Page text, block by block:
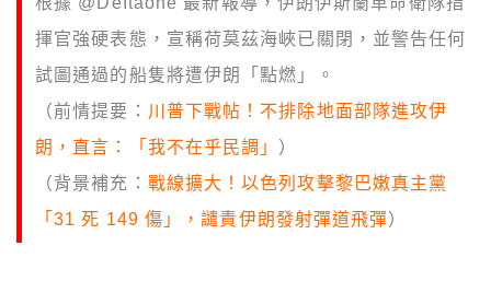
揮官強硬表態，宣稱荷莫茲海峽已關閉，並警告任何
試圖通過的船隻將遭伊朗「點燃」。
（前情提要： 川普下戰帖！不排除地面部隊進攻伊
朗，直言：「我不在乎民調」 ）
（背景補充： 戰線擴大！以色列攻擊黎巴嫩真主黨
「31 死 149 傷」，譴責伊朗發射彈道飛彈）